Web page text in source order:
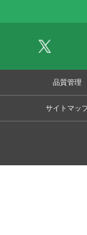
品質管理
サイトマッ